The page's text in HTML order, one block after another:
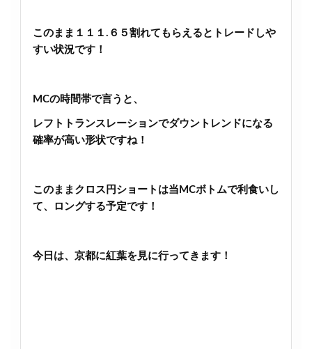
このまま１１１.６５割れてもらえるとトレードしや
すい状況です！
MCの時間帯で言うと、
レフトトランスレーションでダウントレンドになる
確率が高い形状ですね！
このままクロス円ショートは当MCボトムで利食いし
て、ロングする予定です！
今日は、京都に紅葉を見に行ってきます！